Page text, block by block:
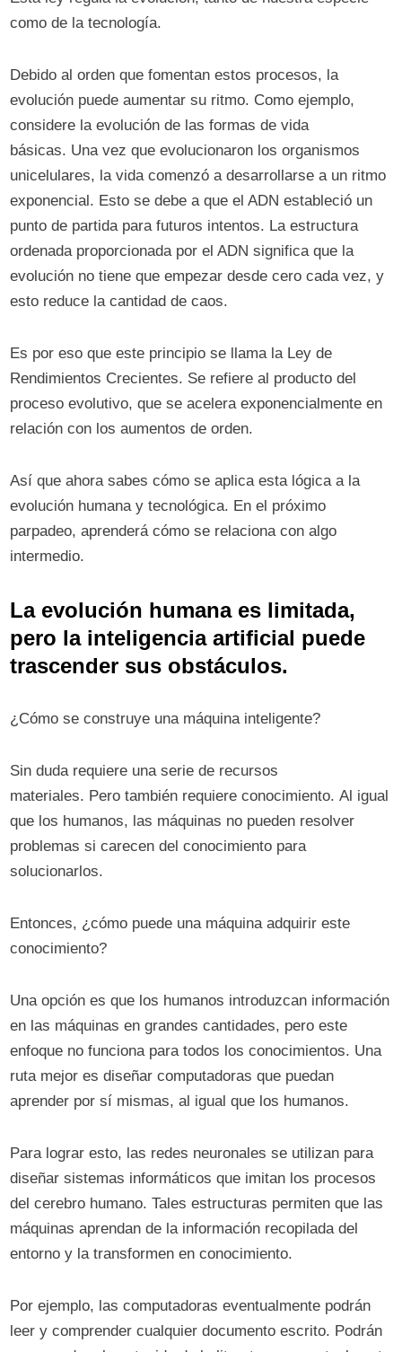
como de la tecnología.
Debido al orden que fomentan estos procesos, la
evolución puede aumentar su ritmo. Como ejemplo,
considere la evolución de las formas de vida
básicas. Una vez que evolucionaron los organismos
unicelulares, la vida comenzó a desarrollarse a un ritmo
exponencial. Esto se debe a que el ADN estableció un
punto de partida para futuros intentos. La estructura
ordenada proporcionada por el ADN significa que la
evolución no tiene que empezar desde cero cada vez, y
esto reduce la cantidad de caos.
Es por eso que este principio se llama la Ley de
Rendimientos Crecientes. Se refiere al producto del
proceso evolutivo, que se acelera exponencialmente en
relación con los aumentos de orden.
Así que ahora sabes cómo se aplica esta lógica a la
evolución humana y tecnológica. En el próximo
parpadeo, aprenderá cómo se relaciona con algo
intermedio.
La evolución humana es limitada,
pero la inteligencia artificial puede
trascender sus obstáculos.
¿Cómo se construye una máquina inteligente?
Sin duda requiere una serie de recursos
materiales. Pero también requiere conocimiento. Al igual
que los humanos, las máquinas no pueden resolver
problemas si carecen del conocimiento para
solucionarlos.
Entonces, ¿cómo puede una máquina adquirir este
conocimiento?
Una opción es que los humanos introduzcan información
en las máquinas en grandes cantidades, pero este
enfoque no funciona para todos los conocimientos. Una
ruta mejor es diseñar computadoras que puedan
aprender por sí mismas, al igual que los humanos.
Para lograr esto, las redes neuronales se utilizan para
diseñar sistemas informáticos que imitan los procesos
del cerebro humano. Tales estructuras permiten que las
máquinas aprendan de la información recopilada del
entorno y la transformen en conocimiento.
Por ejemplo, las computadoras eventualmente podrán
leer y comprender cualquier documento escrito. Podrán